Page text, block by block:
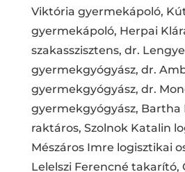
Viktória gyermekápoló,
gyermekápoló, Herpai
szakasszisztens, dr.
gyermekgyógyász, dr.
gyermekgyógyász, dr.
gyermekgyógyász, Bartha
raktáros, Szolnok Katalin
Mészáros Imre logisztikai
Lelelszi Ferencné takarító,